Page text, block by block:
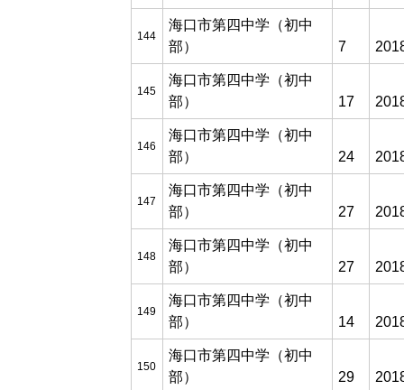
144
海口市第四中学（初中
部）
7
145
海口市第四中学（初中
部）
17
146
海口市第四中学（初中
部）
24
147
海口市第四中学（初中
部）
27
148
海口市第四中学（初中
部）
27
149
海口市第四中学（初中
部）
14
150
海口市第四中学（初中
部）
29